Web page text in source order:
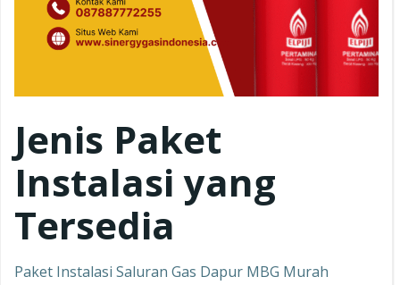
Jenis Paket
Instalasi yang
Tersedia
Paket Instalasi Saluran Gas Dapur MBG Murah